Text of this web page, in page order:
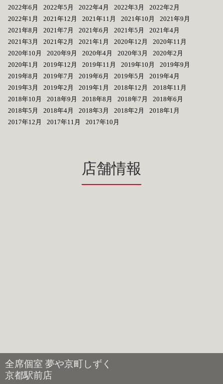
2022年6月
2022年5月 2022年4月 2022年3月
2022年2月
2022年1月
2021年12月 2021年11月 2021年10月
2021年9月
2021年8月
2021年7月 2021年6月 2021年5月
2021年4月
2021年3月
2021年2月 2021年1月 2020年12月
2020年11月
2020年10月
2020年9月 2020年4月 2020年3月
2020年2月
2020年1月
2019年12月 2019年11月 2019年10月
2019年9月
2019年8月
2019年7月 2019年6月 2019年5月
2019年4月
2019年3月
2019年2月 2019年1月 2018年12月
2018年11月
2018年10月
2018年9月 2018年8月 2018年7月
2018年6月
2018年5月
2018年4月 2018年3月 2018年2月
2018年1月
2017年12月
2017年11月 2017年10月
店舗情報
全席個室 夢や京町しずく
京都駅前店